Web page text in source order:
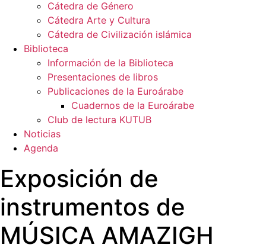
Cátedra de Género
Cátedra Arte y Cultura
Cátedra de Civilización islámica
Biblioteca
Información de la Biblioteca
Presentaciones de libros
Publicaciones de la Euroárabe
Cuadernos de la Euroárabe
Club de lectura KUTUB
Noticias
Agenda
Exposición de
instrumentos de
MÚSICA AMAZIGH